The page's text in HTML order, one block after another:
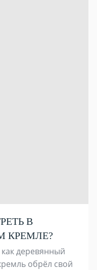
В
КРЕМЛЕ?
деревянный
обрёл свой